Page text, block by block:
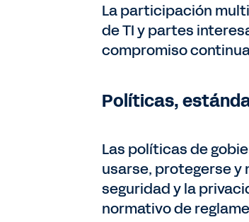
La participación
de TI y partes
compromiso
Políticas,
Las políticas de
usarse, protegerse y
seguridad y la
normativo de